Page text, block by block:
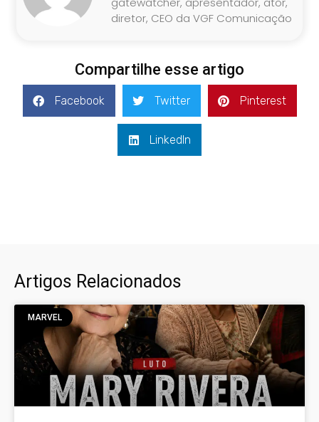
diretor, CEO da VGF Comunicação
Compartilhe esse artigo
Facebook Twitter Pinterest
LinkedIn
Artigos Relacionados
MARVEL